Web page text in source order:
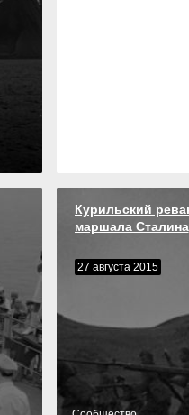
Курильский
маршала Сталина
27 августа 2015